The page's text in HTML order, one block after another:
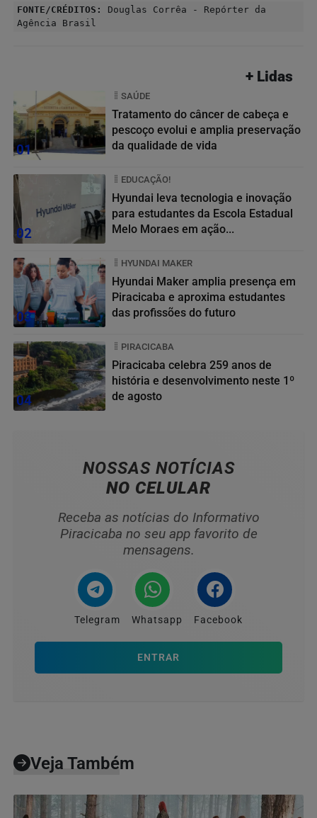
FONTE/CRÉDITOS:
Douglas Corrêa - Repórter da
Agência Brasil
+ Lidas
01
SAÚDE
Tratamento do câncer de cabeça e
pescoço evolui e amplia preservação
da qualidade de vida
02
EDUCAÇÃO!
Hyundai leva tecnologia e inovação
para estudantes da Escola Estadual
Melo Moraes em ação...
03
HYUNDAI MAKER
Hyundai Maker amplia presença em
Piracicaba e aproxima estudantes
das profissões do futuro
04
PIRACICABA
Piracicaba celebra 259 anos de
história e desenvolvimento neste 1º
de agosto
NOSSAS NOTÍCIAS
NO CELULAR
Receba as notícias do Informativo
Piracicaba no seu app favorito de
mensagens.
Telegram Whatsapp Facebook
ENTRAR
Veja Também